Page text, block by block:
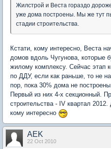
Жилстрой и Веста гораздо
уже дома построены. Мы же тут
стадии строительства.
Кстати, кому интересно, Веста
домов вдоль Чугунова, которые
жилому комплексу. Сейчас этап
по ДДУ, если как раньше, то не
пор, пока 30% дома не
Первый из них 4-х секционный.
строительства - IV квартал
кому интересно
AEK
22 Oct 2010